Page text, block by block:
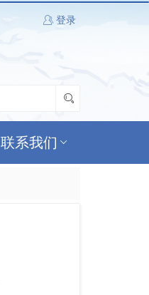
登录
联系我们